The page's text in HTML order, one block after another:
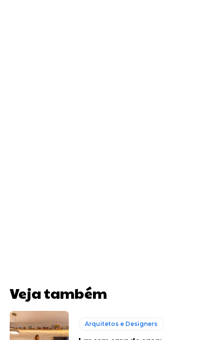
Veja também
Arquitetos e Designers